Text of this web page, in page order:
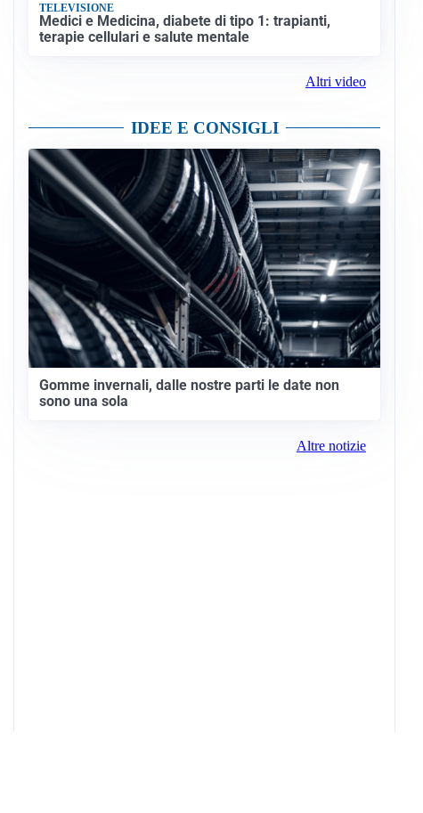
TELEVISIONE
Medici e Medicina, diabete di tipo 1: trapianti,
terapie cellulari e salute mentale
Altri video
IDEE E CONSIGLI
Gomme invernali, dalle nostre parti le date non
sono una sola
Altre notizie